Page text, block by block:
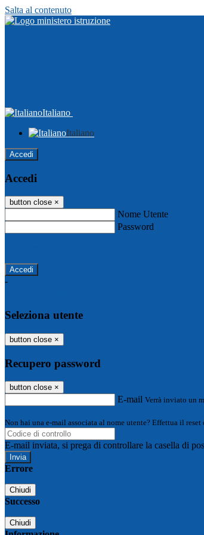
Salta al contenuto
Italiano
Italiano
Accedi
Accedi
button close ×
Nome Utente
Password
-
Seleziona utente
button close ×
Recupero password
button close ×
E-mail Verrà inviato un
Non hai una e-mail associata al nome utente? Effettua il
E-mail inviata, si prega di controllare la casella di
Errore
Chiudi
Successo
Chiudi